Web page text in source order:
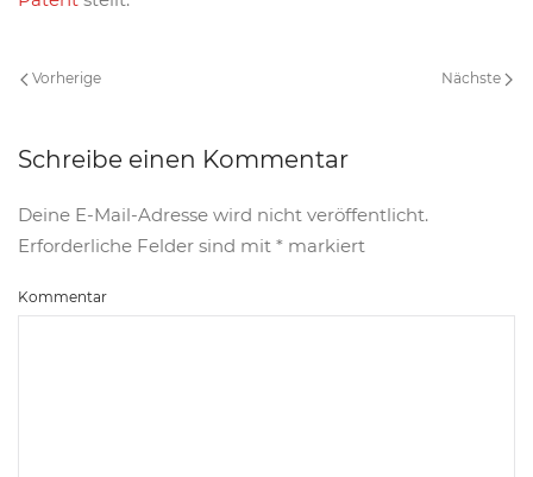
Vorherige Nächste
Schreibe einen Kommentar
Deine E-Mail-Adresse wird nicht veröffentlicht.
Erforderliche Felder sind mit * markiert
Kommentar